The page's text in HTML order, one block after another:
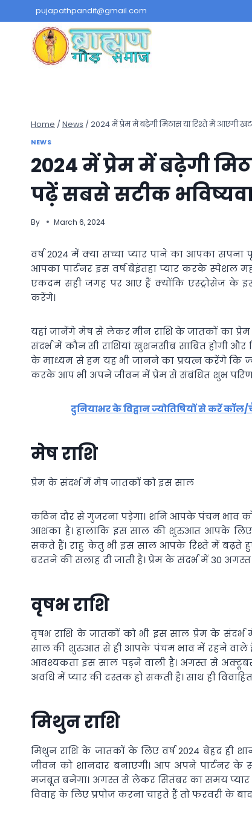
to
content
pujapathpandit@gmail.com
Home / News / 2024 में प्रेम में बढ़ेगी मिठास या रिश्ते में आएगी
NEWS
2024 में प्रेम में बढ़ेगी
पढ़ें सबसे सटीक
By March 6, 2024
वर्ष 2024 में क्या सच्चा प्यार पाने का आपका
आपका पार्टनर इस वर्ष बेइंतहा प्यार करके
एकदम सही जगह पर आए हैं क्योंकि एस्ट्रोसेज के
करेंगे।
यहां जानेंगे मेष से लेकर मीन राशि के जातकों का प्रेम
संदर्भ में कौन सी राशियां खुशनसीब साबित होगी
के माध्यम से हम यह भी जानने का प्रयत्न करेंगे कि
करके आप भी अपने जीवन में प्रेम से संबंधित शुभ
दुनियाभर के विद्वान ज्योतिषियों से करें
मेष राशि
प्रेम के संदर्भ में मेष जातकों को इस साल
कठिन दौर से गुजरना पड़ेगा। शनि आपके पंचम भाव
आशंका है। हालांकि इस साल की शुरुआत आपके
सकते हैं। राहु केतु भी इस साल आपके रिश्ते में बढ़ते
बरतने की सलाह दी जाती है। प्रेम के संदर्भ में 30
वृषभ राशि
वृषभ राशि के जातकों को भी इस साल प्रेम के
साल की शुरुआत से ही आपके पंचम भाव में रहने वाले
आवश्यकता इस साल पड़ने वाली है। अगस्त से
अवधि में प्यार की दस्तक हो सकती है। साथ ही
मिथुन राशि
मिथुन राशि के जातकों के लिए वर्ष 2024 बेहद ही
जीवन को शानदार बनाएगी। आप अपने पार्टनर के
मजबूत बनेगा। अगस्त से लेकर सितंबर का समय
विवाह के लिए प्रपोज करना चाहते हैं तो फरवरी के